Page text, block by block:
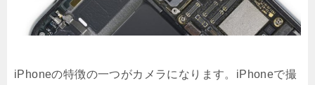
iPhoneの特徴の一つがカメラになります。iPhoneで撮